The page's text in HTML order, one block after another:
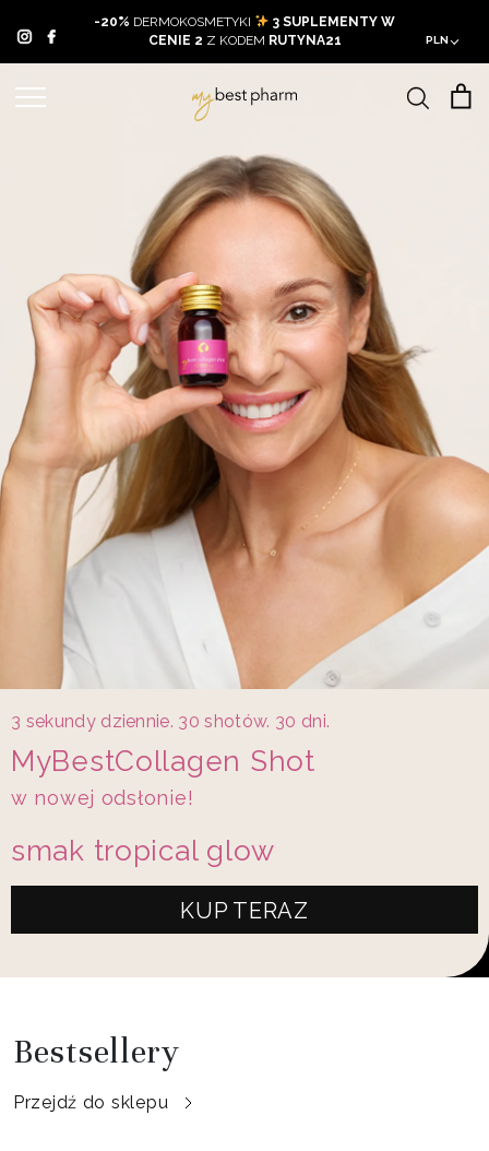
to
-20% DERMOKOSMETYKI
3 SUPLEMENTY W
CENIE 2 Z KODEM RUTYNA21 PLN
3 sekundy dziennie. 30 shotów. 30 dni.
MyBestCollagen Shot
w nowej odsłonie!
smak tropical glow
KUP TERAZ
Bestsellery
Przejdź do sklepu